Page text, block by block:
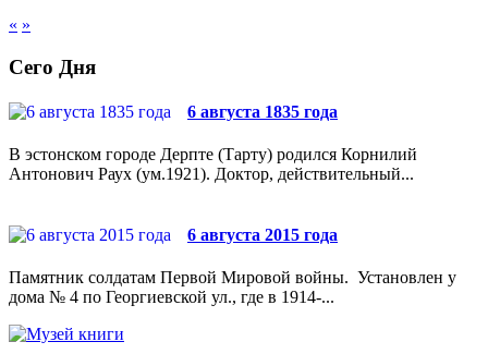
« »
Сего Дня
6 августа 1835 года
В эстонском городе Дерпте (Тарту) родился Корнилий
Антонович Раух (ум.1921). Доктор, действительный...
6 августа 2015 года
Памятник солдатам Первой Мировой войны. Установлен у
дома № 4 по Георгиевской ул., где в 1914-...